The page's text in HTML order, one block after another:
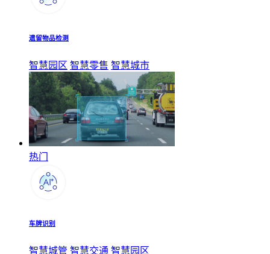
遗留物品检测
智慧园区 智慧零售 智慧城市
热门
车牌识别
智慧城管 智慧交通 智慧园区